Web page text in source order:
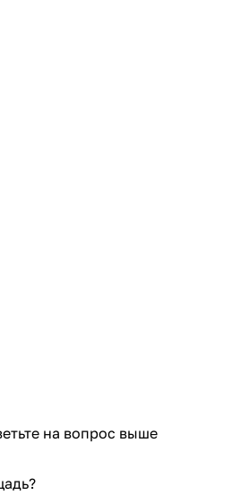
на вопрос выше